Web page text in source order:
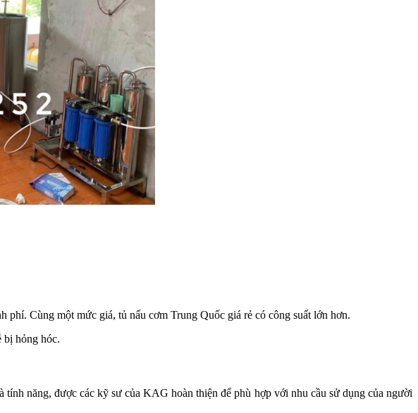
Cùng một mức giá, tủ nấu cơm Trung Quốc giá rẻ có công suất lớn hơn.
bị hỏng hóc.
năng, được các kỹ sư của KAG hoàn thiện để phù hợp với nhu cầu sử dụng của người